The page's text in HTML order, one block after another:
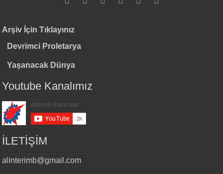
Arşiv İçin Tıklayınız
Devrimci Proletarya
Yaşanacak Dünya
Youtube Kanalımız
İLETİŞİM
alinterimb@gmail.com